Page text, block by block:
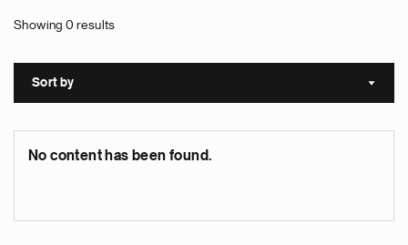
Showing 0 results
Sort by Sort
No content has been found.